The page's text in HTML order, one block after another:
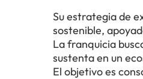
Su estrategia de
sostenible,
La franquicia
sustenta en un
El objetivo es